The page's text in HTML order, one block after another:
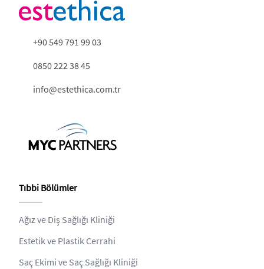
+90 549 791 99 03
0850 222 38 45
info@estethica.com.tr
Tıbbi Bölümler
Ağız ve Diş Sağlığı Kliniği
Estetik ve Plastik Cerrahi
Saç Ekimi ve Saç Sağlığı Kliniği